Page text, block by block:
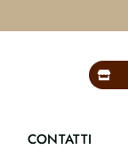
CONTATTI